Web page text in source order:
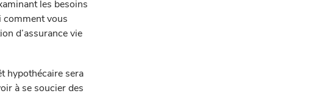
les besoins
comment vous
d’assurance vie
hypothécaire sera
à se soucier des